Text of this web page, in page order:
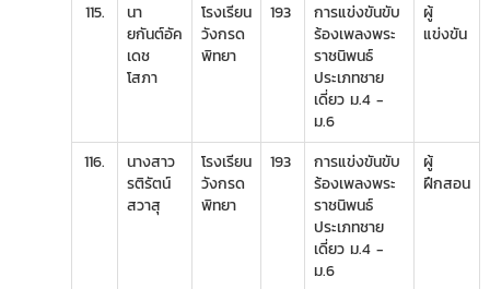
115.
นา
ยกันต์อัค
เดช
โสภา
โรงเรียน
วังกรด
พิทยา
193
การแข่งขันขับ
ร้องเพลงพระ
ราชนิพนธ์
ประเภทชาย
เดี่ยว ม.4 -
ม.6
ผู้
แข่งขัน
116.
นางสาว
รติรัตน์
สวาสุ
โรงเรียน
วังกรด
พิทยา
193
การแข่งขันขับ
ร้องเพลงพระ
ราชนิพนธ์
ประเภทชาย
เดี่ยว ม.4 -
ม.6
ผู้
ฝึกสอน